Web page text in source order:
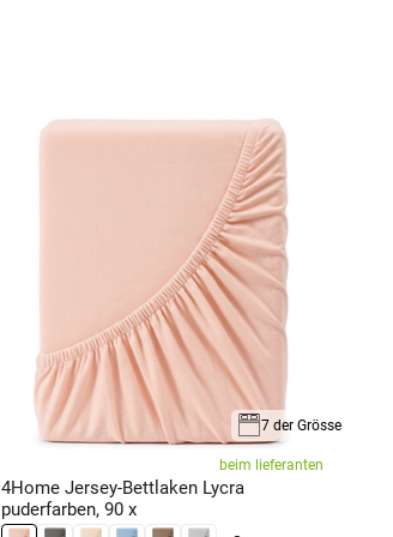
7 der Grösse
beim lieferanten
4Home Jersey-Bettlaken Lycra
puderfarben, 90 x